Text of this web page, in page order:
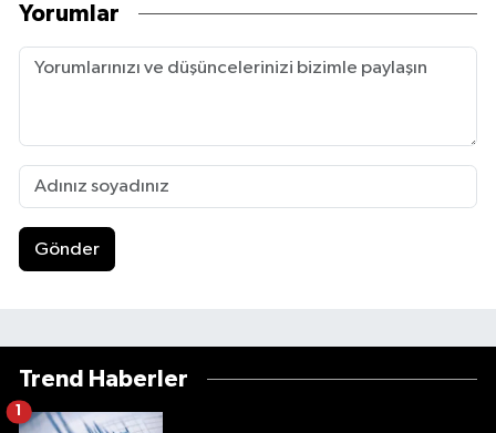
Yorumlar
Gönder
Trend Haberler
1